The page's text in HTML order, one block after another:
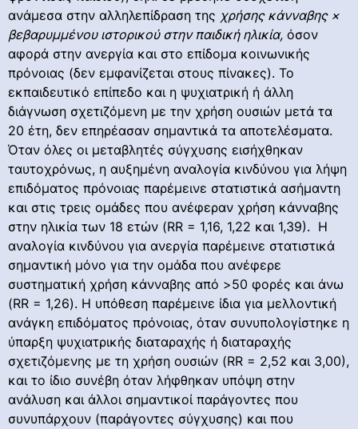
ανάμεσα στην αλληλεπίδραση της χρήσης κάνναβης ×
βεβαρυμμένου ιστορικού στην παιδική ηλικία, όσον
αφορά στην ανεργία και στο επίδομα κοινωνικής
πρόνοιας (δεν εμφανίζεται στους πίνακες). Το
εκπαιδευτικό επίπεδο και η ψυχιατρική ή άλλη
διάγνωση σχετιζόμενη με την χρήση ουσιών μετά τα
20 έτη, δεν επηρέασαν σημαντικά τα αποτελέσματα.
Όταν όλες οι μεταβλητές σύγχυσης εισήχθηκαν
ταυτοχρόνως, η αυξημένη αναλογία κινδύνου για λήψη
επιδόματος πρόνοιας παρέμεινε στατιστικά ασήμαντη
και στις τρεις ομάδες που ανέφεραν χρήση κάνναβης
στην ηλικία των 18 ετών (RR = 1,16, 1,22 και 1,39). Η
αναλογία κινδύνου για ανεργία παρέμεινε στατιστικά
σημαντική μόνο για την ομάδα που ανέφερε
συστηματική χρήση κάνναβης από >50 φορές και άνω
(RR = 1,26). Η υπόθεση παρέμεινε ίδια για μελλοντική
ανάγκη επιδόματος πρόνοιας, όταν συνυπολογίστηκε η
ύπαρξη ψυχιατρικής διαταραχής ή διαταραχής
σχετιζόμενης με τη χρήση ουσιών (RR = 2,52 και 3,00),
και το ίδιο συνέβη όταν λήφθηκαν υπόψη στην
ανάλυση και άλλοι σημαντικοί παράγοντες που
συνυπάρχουν (παράγοντες σύγχυσης) και που